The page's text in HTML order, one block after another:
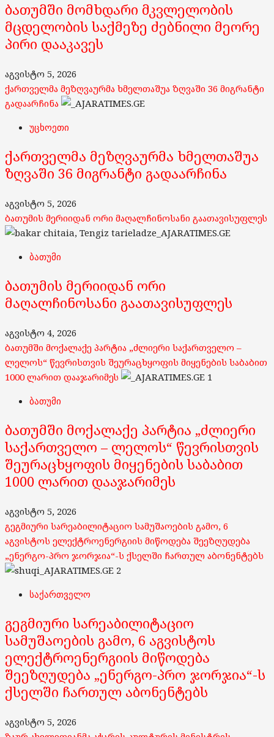
ბათუმში მომხდარი მკვლელობის
მცდელობის საქმეზე ძებნილი მეორე
პირი დააკავეს
აგვისტო 5, 2026
ქართველმა მეზღვაურმა ხმელთაშუა ზღვაში 36 მიგრანტი
გადაარჩინა
უცხოეთი
ქართველმა მეზღვაურმა ხმელთაშუა
ზღვაში 36 მიგრანტი გადაარჩინა
აგვისტო 5, 2026
ბათუმის მერიიდან ორი მაღალჩინოსანი გაათავისუფლეს
ბათუმი
ბათუმის მერიიდან ორი
მაღალჩინოსანი გაათავისუფლეს
აგვისტო 4, 2026
ბათუმში მოქალაქე პარტია „ძლიერი საქართველო –
ლელოს“ წევრისთვის შეურაცხყოფის მიყენების საბაბით
1000 ლარით დააჯარიმეს
1
ბათუმი
ბათუმში მოქალაქე პარტია „ძლიერი
საქართველო – ლელოს“ წევრისთვის
შეურაცხყოფის მიყენების საბაბით
1000 ლარით დააჯარიმეს
აგვისტო 5, 2026
გეგმიური სარეაბილიტაციო სამუშაოების გამო, 6
აგვისტოს ელექტროენერგიის მიწოდება შეეზღუდება
„ენერგო-პრო ჯორჯია“-ს ქსელში ჩართულ აბონენტებს
2
საქართველო
გეგმიური სარეაბილიტაციო
სამუშაოების გამო, 6 აგვისტოს
ელექტროენერგიის მიწოდება
შეეზღუდება „ენერგო-პრო ჯორჯია“-ს
ქსელში ჩართულ აბონენტებს
აგვისტო 5, 2026